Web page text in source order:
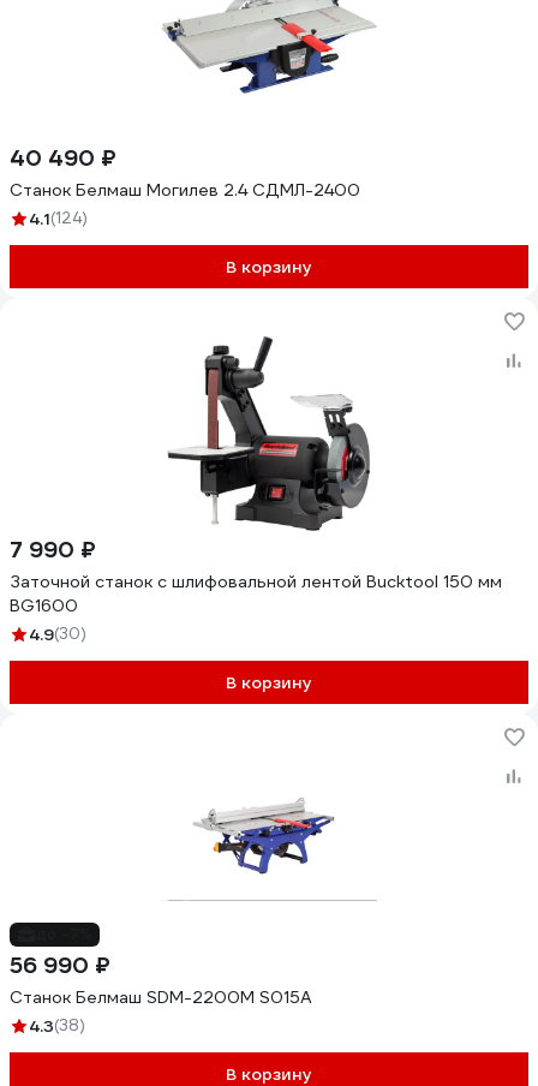
40 490 ₽
Станок Белмаш Могилев 2.4 СДМЛ-2400
4.1(124)
В корзину
7 990 ₽
Заточной станок с шлифовальной лентой Bucktool 150 мм
BG1600
4.9(30)
В корзину
56 990 ₽
Станок Белмаш SDM-2200M S015A
4.3(38)
В корзину